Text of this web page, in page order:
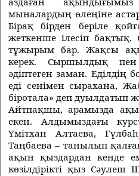
мыналардың өлеңiне
Бiрақ бiрден берiле
жеткенше iлесiп бақтық.
тұжырым бар. Жақсы
керек. Сыршылдық
әдiптеген заман. Едiлдiң
едi сенiмен сырахана,
бiротала» деп дуылдатып
Айтпақшы, арамызда
екен. Алдымыздағы
Үмiтхан Алтаева,
Таңбаева – танылып
ақын қыздардан кенде
көзiлдiрiктi қыз Сәулеш